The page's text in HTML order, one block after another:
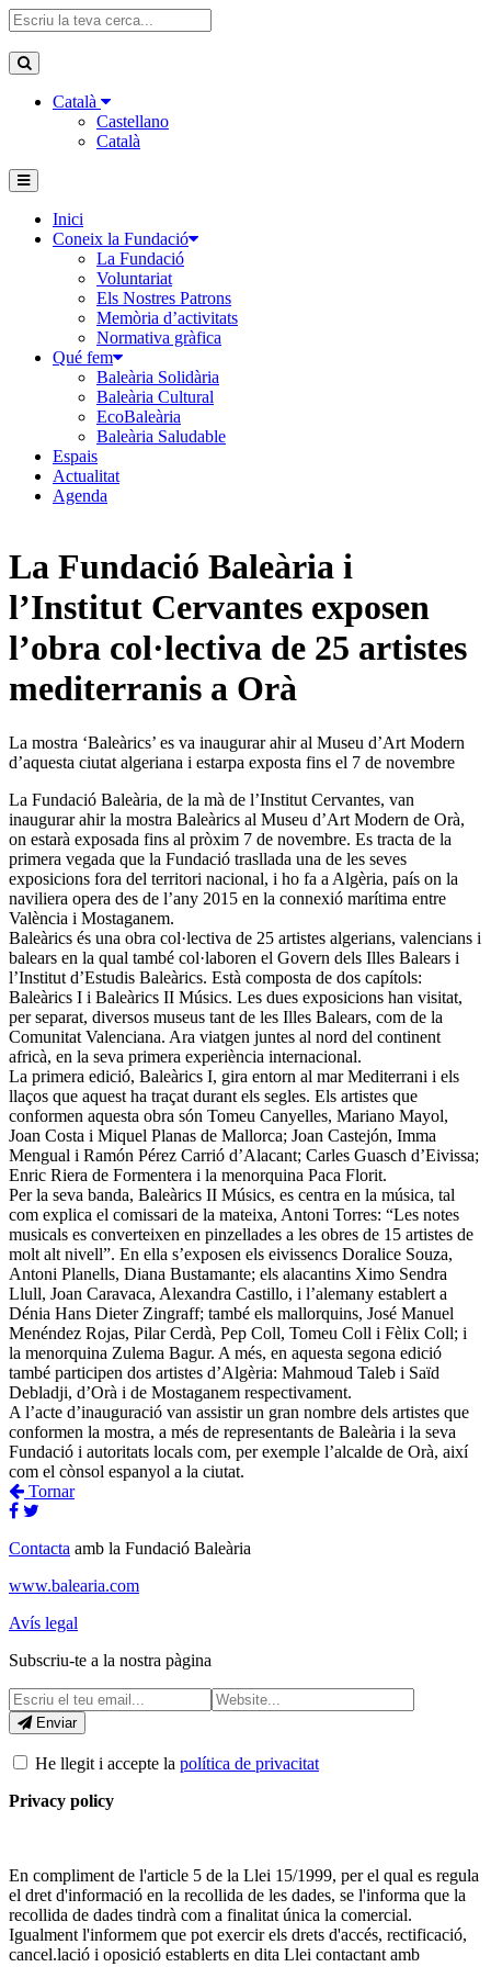
Català
Castellano
Català
Inici
Coneix la Fundació
La Fundació
Voluntariat
Els Nostres Patrons
Memòria d’activitats
Normativa gràfica
Qué fem
Baleària Solidària
Baleària Cultural
EcoBaleària
Baleària Saludable
Espais
Actualitat
Agenda
La Fundació Baleària i
l’Institut Cervantes exposen
l’obra col·lectiva de 25 artistes
mediterranis a Orà
La mostra ‘Baleàrics’ es va inaugurar ahir al Museu d’Art Modern
d’aquesta ciutat algeriana i estarpa exposta fins el 7 de novembre
La Fundació Baleària, de la mà de l’Institut Cervantes, van
inaugurar ahir la mostra Baleàrics al Museu d’Art Modern de Orà,
on estarà exposada fins al pròxim 7 de novembre. Es tracta de la
primera vegada que la Fundació trasllada una de les seves
exposicions fora del territori nacional, i ho fa a Algèria, país on la
naviliera opera des de l’any 2015 en la connexió marítima entre
València i Mostaganem.
Baleàrics és una obra col·lectiva de 25 artistes algerians, valencians i
balears en la qual també col·laboren el Govern dels Illes Balears i
l’Institut d’Estudis Baleàrics. Està composta de dos capítols:
Baleàrics I i Baleàrics II Músics. Les dues exposicions han visitat,
per separat, diversos museus tant de les Illes Balears, com de la
Comunitat Valenciana. Ara viatgen juntes al nord del continent
africà, en la seva primera experiència internacional.
La primera edició, Baleàrics I, gira entorn al mar Mediterrani i els
llaços que aquest ha traçat durant els segles. Els artistes que
conformen aquesta obra són Tomeu Canyelles, Mariano Mayol,
Joan Costa i Miquel Planas de Mallorca; Joan Castejón, Imma
Mengual i Ramón Pérez Carrió d’Alacant; Carles Guasch d’Eivissa;
Enric Riera de Formentera i la menorquina Paca Florit.
Per la seva banda, Baleàrics II Músics, es centra en la música, tal
com explica el comissari de la mateixa, Antoni Torres: “Les notes
musicals es converteixen en pinzellades a les obres de 15 artistes de
molt alt nivell”. En ella s’exposen els eivissencs Doralice Souza,
Antoni Planells, Diana Bustamante; els alacantins Ximo Sendra
Llull, Joan Caravaca, Alexandra Castillo, i l’alemany establert a
Dénia Hans Dieter Zingraff; també els mallorquins, José Manuel
Menéndez Rojas, Pilar Cerdà, Pep Coll, Tomeu Coll i Fèlix Coll; i
la menorquina Zulema Bagur. A més, en aquesta segona edició
també participen dos artistes d’Algèria: Mahmoud Taleb i Saïd
Debladji, d’Orà i de Mostaganem respectivament.
A l’acte d’inauguració van assistir un gran nombre dels artistes que
conformen la mostra, a més de representants de Baleària i la seva
Fundació i autoritats locals com, per exemple l’alcalde de Orà, així
com el cònsol espanyol a la ciutat.
Tornar
Contacta amb la Fundació Baleària
www.balearia.com
Avís legal
Subscriu-te a la nostra pàgina
Enviar
He llegit i accepte la política de privacitat
Privacy policy
En compliment de l'article 5 de la Llei 15/1999, per el qual es regula
el dret d'informació en la recollida de les dades, se l'informa que la
recollida de dades tindrà com a finalitat única la comercial.
Igualment l'informem que pot exercir els drets d'accés, rectificació,
cancel.lació i oposició establerts en dita Llei contactant amb